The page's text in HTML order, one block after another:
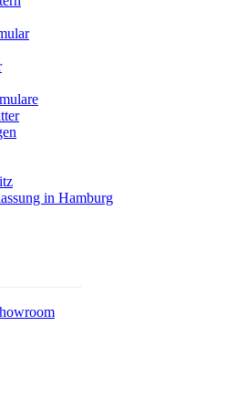
in Hamburg